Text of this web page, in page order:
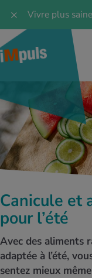
Vivre plus
sur le sujet
les recettes
idéal
sainement
d’alimentation
sur le sujet
& Jogging
& outdoor
accessoires
sur le sujet
de vie
être
sur le sujet
de la santé
au quotidien
du sport
physiques
sur le sujet
test et quiz
d'iMpuls
ACTUELS DANS LE
Canicule et
pour l’été
Avec des aliments
adaptée à l’été,
sentez mieux